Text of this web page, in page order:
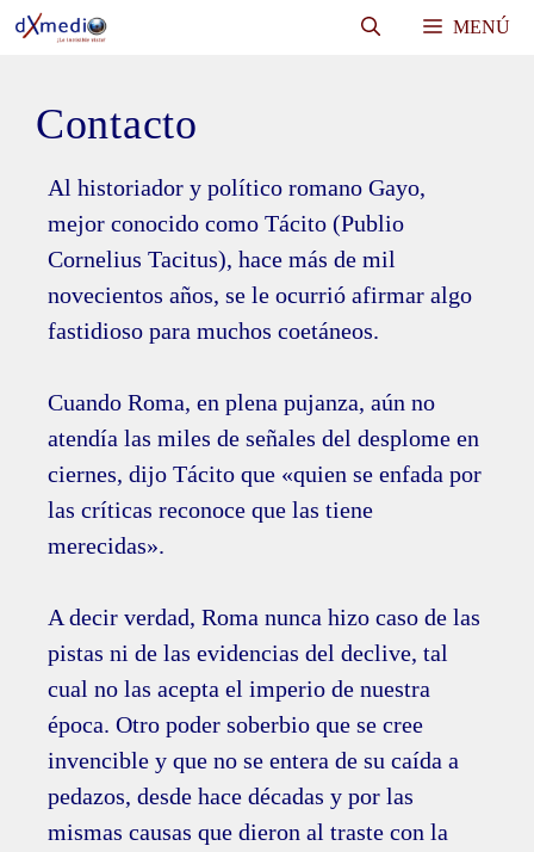
Saltar
MENÚ
Contacto
Al historiador y político romano Gayo,
mejor conocido como Tácito (Publio
Cornelius Tacitus), hace más de mil
novecientos años, se le ocurrió afirmar algo
fastidioso para muchos coetáneos.
Cuando Roma, en plena pujanza, aún no
atendía las miles de señales del desplome en
ciernes, dijo Tácito que «quien se enfada por
las críticas reconoce que las tiene
merecidas».
A decir verdad, Roma nunca hizo caso de las
pistas ni de las evidencias del declive, tal
cual no las acepta el imperio de nuestra
época. Otro poder soberbio que se cree
invencible y que no se entera de su caída a
pedazos, desde hace décadas y por las
mismas causas que dieron al traste con la